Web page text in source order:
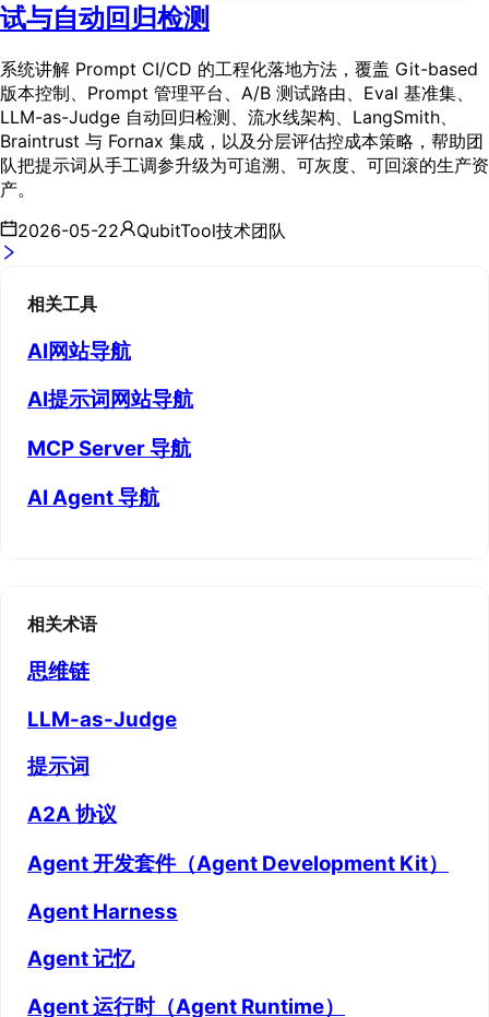
试与自动回归检测
系统讲解 Prompt CI/CD 的工程化落地方法，覆盖 Git-based
版本控制、Prompt 管理平台、A/B 测试路由、Eval 基准集、
LLM-as-Judge 自动回归检测、流水线架构、LangSmith、
Braintrust 与 Fornax 集成，以及分层评估控成本策略，帮助团
队把提示词从手工调参升级为可追溯、可灰度、可回滚的生产资
产。
2026-05-22
QubitTool技术团队
相关工具
AI网站导航
AI提示词网站导航
MCP Server 导航
AI Agent 导航
相关术语
思维链
LLM-as-Judge
提示词
A2A 协议
Agent 开发套件（Agent Development Kit）
Agent Harness
Agent 记忆
Agent 运行时（Agent Runtime）